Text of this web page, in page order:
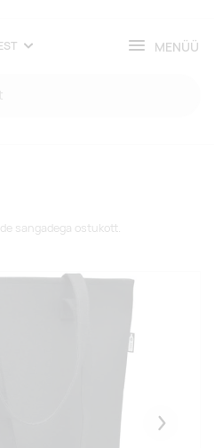
MENÜÜ
sangadega ostukott.